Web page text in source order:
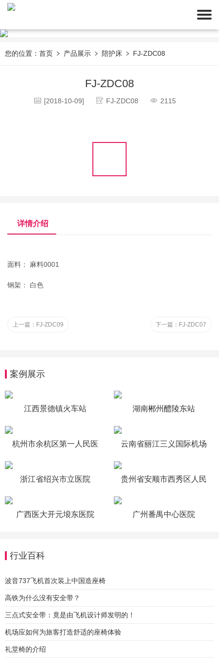
您的位置： 首页 产品展示 陪护床 FJ-ZDC08
FJ-ZDC08
[2018-10-09] FJ-ZDC08 2115
详情介绍
面料： 麻料0001
钢架： 白色
上一篇： FJ-ZDC09 下一篇： FJ-ZDC07
案例展示
江西景德镇火车站 湖南郴州醴陵东站
杭州市余杭区第一人民医 云南省丽江三义国际机场
浙江省绍兴市立医院 贵州省安顺市西秀区人民
广西医大开元埌东医院
广州番禺中心医院
行业百科
波音737飞机首次装上中国造座椅
高铁为什么没有安全带？
三点式安全带：竟是由飞机设计师发明的！
机场应如何为旅客打造舒适的座椅体验
礼堂椅的介绍